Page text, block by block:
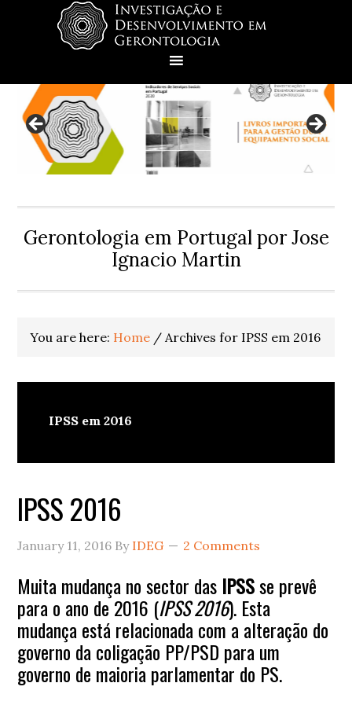
Gerontologia em Portugal por Jose
Ignacio Martin
You are here: Home / Archives for IPSS em 2016
IPSS em 2016
IPSS 2016
January 11, 2016 By IDEG 2 Comments
Muita mudança no sector das IPSSse prevê
para o ano de 2016 (IPSS 2016). Esta
mudança está relacionada com a alteração do
governo da coligação PP/PSD para um
governo de maioria parlamentar do PS.